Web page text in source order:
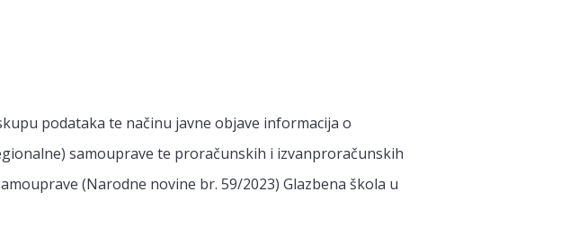
podataka te načinu javne objave informacija o
samouprave te proračunskih i izvanproračunskih
(Narodne novine br. 59/2023) Glazbena škola u